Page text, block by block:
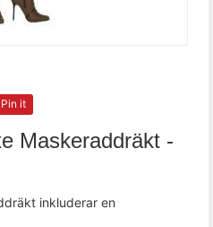
Pin it
Maskeraddräkt -
inkluderar en